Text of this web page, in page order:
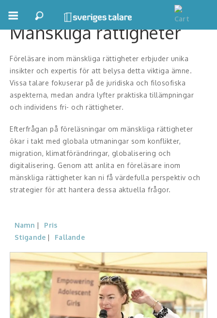
Boka ett möte
Samhällsnytta
Inspiration
Inspirerande Föreläsare
Personlig utveckling, målsättning
Life Stories & Trivsel
Keynote
Moderator, konferencier
Konferencier
Workshopledare, facilitator
Radio och TV-profiler
Underhållning och event
Mänskliga rättigheter
Föreläsare inom mänskliga rättigheter erbjuder unika
insikter och expertis för att belysa detta viktiga ämne.
Vissa talare fokuserar på de juridiska och filosofiska
aspekterna, medan andra lyfter praktiska tillämpningar
och individens fri- och rättigheter.
Efterfrågan på föreläsningar om mänskliga rättigheter
ökar i takt med globala utmaningar som konflikter,
migration, klimatförändringar, globalisering och
digitalisering. Genom att anlita en föreläsare inom
mänskliga rättigheter kan ni få värdefulla perspektiv och
strategier för att hantera dessa aktuella frågor.
Namn
Pris
Stigande
Fallande